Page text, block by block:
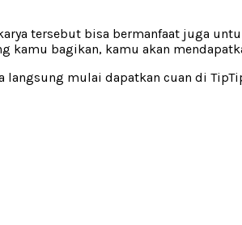
tersebut bisa bermanfaat juga
kamu bagikan, kamu akan
langsung mulai dapatkan cuan di